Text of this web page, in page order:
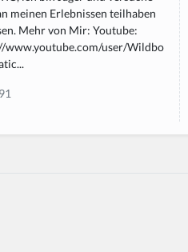
meinen Erlebnissen teilhaben
Mehr von Mir: Youtube:
www.youtube.com/user/Wildbo